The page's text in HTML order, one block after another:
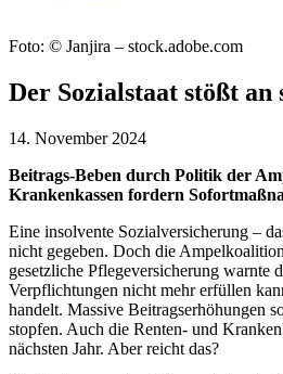
Foto: © Janjira – stock.adobe.com
Der Sozialstaat stößt an
14. November 2024
Beitrags-Beben durch Politik der
Krankenkassen fordern
Eine insolvente Sozialversicherung –
nicht gegeben. Doch die
gesetzliche Pflegeversicherung warnte
Verpflichtungen nicht mehr erfüllen
handelt. Massive Beitragserhöhungen
stopfen. Auch die Renten- und
nächsten Jahr. Aber reicht das?